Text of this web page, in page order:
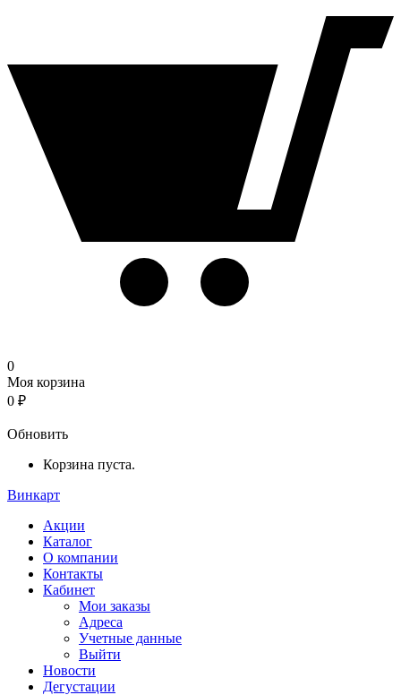
0
Моя корзина
0 ₽
Обновить
Корзина пуста.
Винкарт
Акции
Каталог
О компании
Контакты
Кабинет
Мои заказы
Адреса
Учетные данные
Выйти
Новости
Дегустации